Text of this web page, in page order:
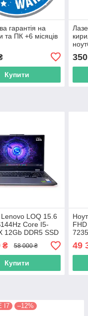
гарантія на
та ПК +6 місяців
Купити
350
Lenovo LOQ 15.6
Core I5-
12Gb DDR5 SSD
3050 6GB
₴ 58 000 ₴
Купити
49
I7 –12%